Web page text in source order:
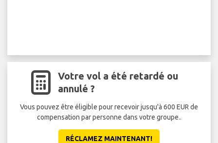
Votre vol a été retardé ou
annulé ?
Vous pouvez être éligible pour recevoir jusqu'à 600 EUR de
compensation par personne dans votre groupe..
RÉCLAMEZ MAINTENANT!